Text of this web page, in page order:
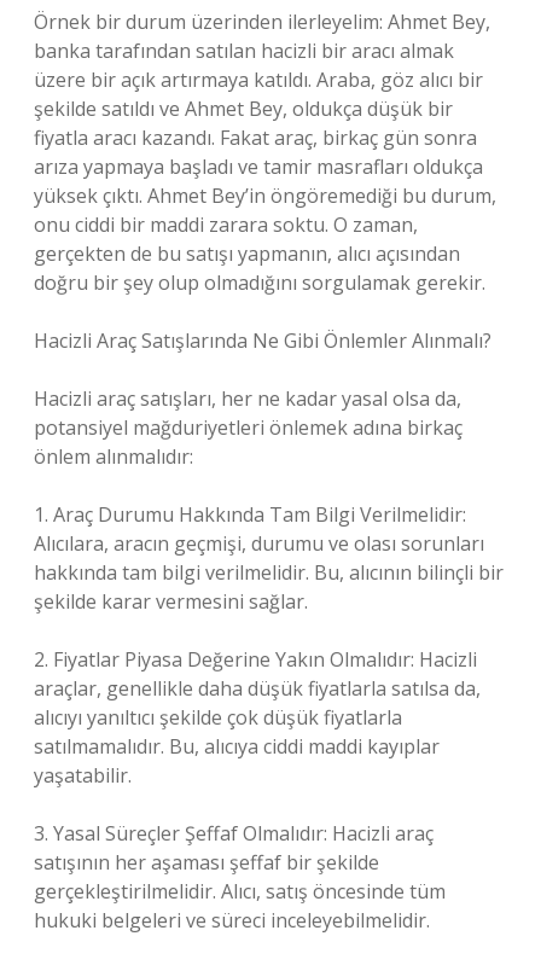
Örnek bir durum üzerinden ilerleyelim: Ahmet Bey,
banka tarafından satılan hacizli bir aracı almak
üzere bir açık artırmaya katıldı. Araba, göz alıcı bir
şekilde satıldı ve Ahmet Bey, oldukça düşük bir
fiyatla aracı kazandı. Fakat araç, birkaç gün sonra
arıza yapmaya başladı ve tamir masrafları oldukça
yüksek çıktı. Ahmet Bey’in öngöremediği bu durum,
onu ciddi bir maddi zarara soktu. O zaman,
gerçekten de bu satışı yapmanın, alıcı açısından
doğru bir şey olup olmadığını sorgulamak gerekir.
Hacizli Araç Satışlarında Ne Gibi Önlemler Alınmalı?
Hacizli araç satışları, her ne kadar yasal olsa da,
potansiyel mağduriyetleri önlemek adına birkaç
önlem alınmalıdır:
1. Araç Durumu Hakkında Tam Bilgi Verilmelidir:
Alıcılara, aracın geçmişi, durumu ve olası sorunları
hakkında tam bilgi verilmelidir. Bu, alıcının bilinçli bir
şekilde karar vermesini sağlar.
2. Fiyatlar Piyasa Değerine Yakın Olmalıdır: Hacizli
araçlar, genellikle daha düşük fiyatlarla satılsa da,
alıcıyı yanıltıcı şekilde çok düşük fiyatlarla
satılmamalıdır. Bu, alıcıya ciddi maddi kayıplar
yaşatabilir.
3. Yasal Süreçler Şeffaf Olmalıdır: Hacizli araç
satışının her aşaması şeffaf bir şekilde
gerçekleştirilmelidir. Alıcı, satış öncesinde tüm
hukuki belgeleri ve süreci inceleyebilmelidir.